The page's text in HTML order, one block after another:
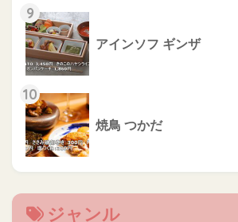
9
アインソフ ギンザ
10
焼鳥 つかだ
ジャンル